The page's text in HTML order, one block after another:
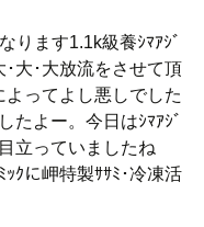
ります1.1k級養ｼﾏｱｼﾞ
･大･大放流をさせて頂
よってよし悪しでした
たよー。今日はｼﾏｱｼﾞ
立っていましたね
ｸに岬特製ｻｻﾐ･冷凍活